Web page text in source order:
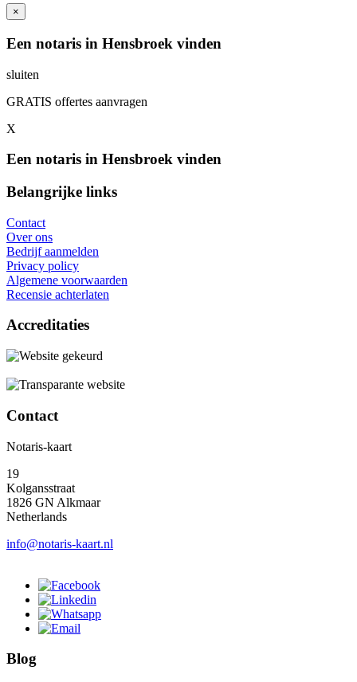
×
Een notaris in Hensbroek vinden
sluiten
GRATIS offertes aanvragen
X
Een notaris in Hensbroek vinden
Belangrijke links
Contact
Over ons
Bedrijf aanmelden
Privacy policy
Algemene voorwaarden
Recensie achterlaten
Accreditaties
Contact
Notaris-kaart
19
Kolgansstraat
1826 GN Alkmaar
Netherlands
info@notaris-kaart.nl
Blog